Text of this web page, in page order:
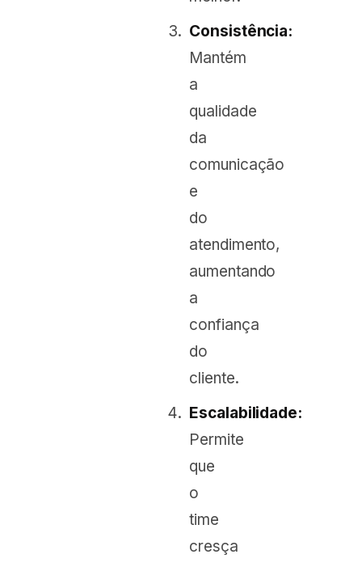
Consistência:
Mantém
a
qualidade
da
comunicação
e
do
atendimento,
aumentando
a
confiança
do
cliente.
Escalabilidade:
Permite
que
o
time
cresça